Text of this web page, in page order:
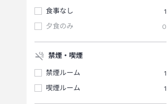
食事なし
1
夕食のみ
0
禁煙・喫煙
禁煙ルーム
1
喫煙ルーム
1